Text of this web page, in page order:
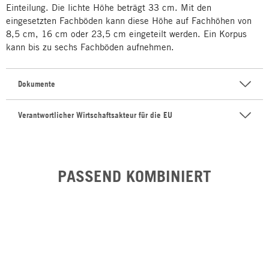
Einteilung. Die lichte Höhe beträgt 33 cm. Mit den
eingesetzten Fachböden kann diese Höhe auf Fachhöhen von
8,5 cm, 16 cm oder 23,5 cm eingeteilt werden. Ein Korpus
kann bis zu sechs Fachböden aufnehmen.
Dokumente
Verantwortlicher Wirtschaftsakteur für die EU
PASSEND KOMBINIERT